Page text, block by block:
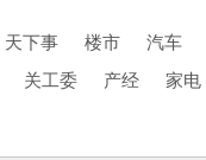
天下事 楼市 汽车
关工委 产经 家电